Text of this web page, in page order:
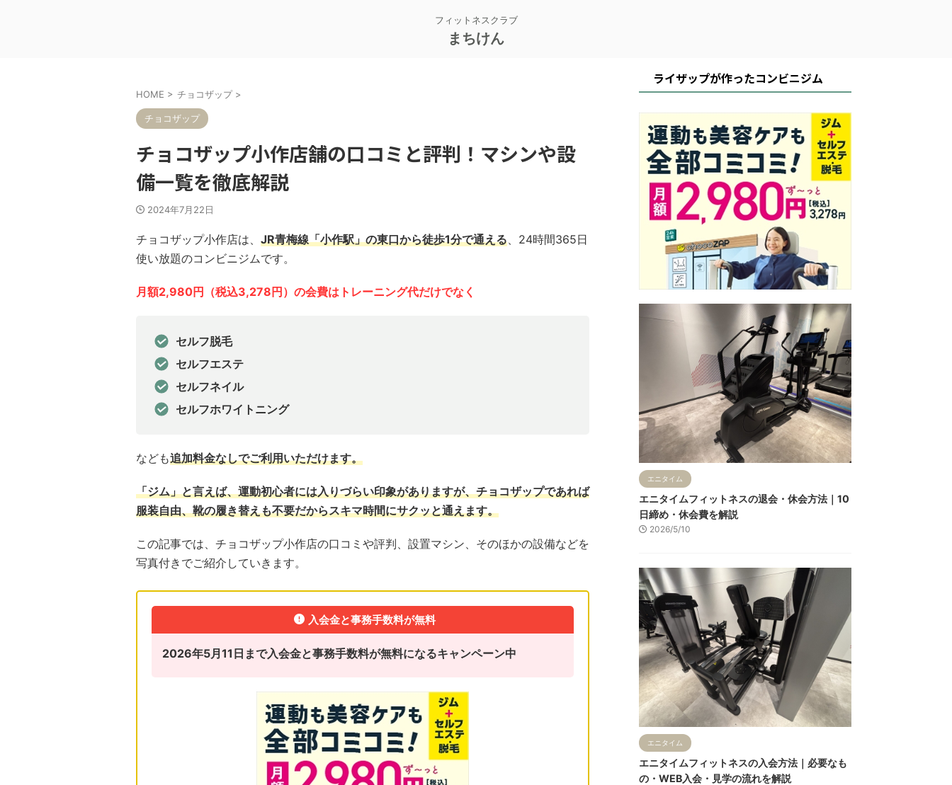
フィットネスクラブ
まちけん
HOME > チョコザップ >
チョコザップ
チョコザップ小作店舗の口コミと評判！マシンや設
備一覧を徹底解説
2024年7月22日
チョコザップ小作店は、 JR青梅線「小作駅」の東口から徒歩1分で通える、24時間365日
使い放題のコンビニジムです。
月額2,980円（税込3,278円）の会費はトレーニング代だけでなく
セルフ脱毛
セルフエステ
セルフネイル
セルフホワイトニング
なども追加料金なしでご利用いただけます。
「ジム」と言えば、運動初心者には入りづらい印象がありますが、チョコザップであれば
服装自由、靴の履き替えも不要だからスキマ時間にサクッと通えます。
この記事では、チョコザップ小作店の口コミや評判、設置マシン、そのほかの設備などを
写真付きでご紹介していきます。
入会金と事務手数料が無料
2026年5月11日まで入会金と事務手数料が無料になるキャンペーン中
ライザップが作ったコンビニジム
エニタイム
エニタイムフィットネスの退会・休会方法｜10
日締め・休会費を解説
2026/5/10
エニタイム
エニタイムフィットネスの入会方法｜必要なも
の・WEB入会・見学の流れを解説